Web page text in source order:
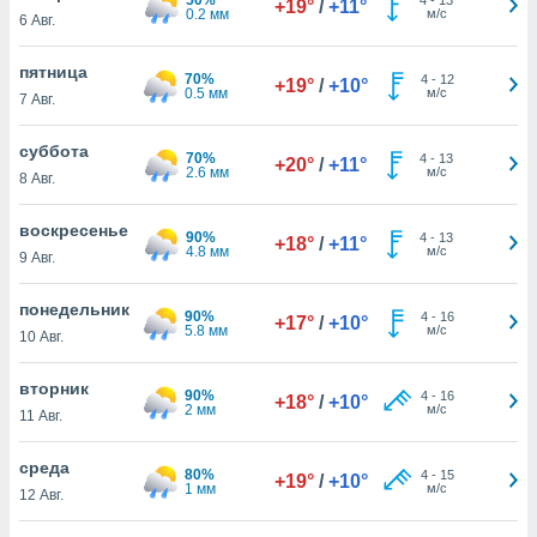
действия
рекламу
нашей
cookie
cookie
в
нашего
6 Авг.
0.2 мм
+19° / +11°
м/с
пятница
7 Авг.
70%
0.5 мм
+19° / +10° 4- 12
м/с
суббота
8 Авг.
70%
2.6 мм
+20° / +11° 4 - 13
м/с
воскресенье
9 Авг.
90%
4.8 мм
+18° / +11° 4 - 13
м/с
понедельник
10 Авг.
90%
5.8 мм
+17° / +10° 4- 16
м/с
вторник
11 Авг.
90%
2 мм
+18° / +10° 4- 16
м/с
среда
12 Авг.
80%
1 мм
+19° / +10° 4- 15
м/с